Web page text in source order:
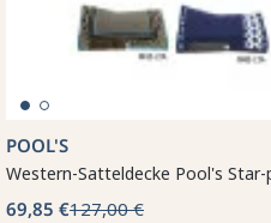
POOL'S
Western-Satteldecke Pool's
69,85 €127,00 €